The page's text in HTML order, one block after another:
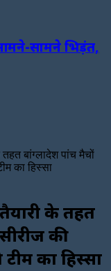
सामने भिड़ंत,
बांग्लादेश पांच मैचों
का हिस्सा
के तहत
की
का हिस्सा